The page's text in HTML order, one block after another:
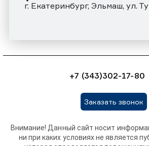
г. Екатеринбург, Эльмаш, ул.
+7 (343)302-17-80
Заказать звонок
Внимание! Данный сайт носит
ни при каких условиях не является